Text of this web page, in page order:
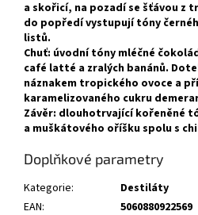
a skořicí, na pozadí se šťávou z
do popředí vystupují tóny
listů.
Chuť: úvodní tóny mléčné
café latté a zralých banánů.
náznakem tropického ovoce a
karamelizovaného cukru
Závěr: dlouhotrvající kořeněné
a muškátového oříšku spolu s
Doplňkové parametry
Kategorie:
Destiláty
EAN:
5060880922569